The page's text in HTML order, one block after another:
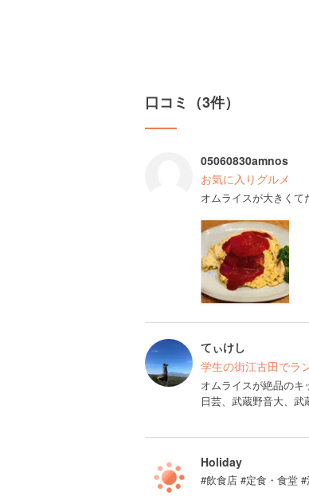
口コミ（3件）
05060830amnos
お気に入りグルメ
オムライスが大きくて
てぃけし
学生の街江古田でラ
オムライスが絶品のキ
日芸、武蔵野音大、
Holiday
#飲食店 #定食・食堂